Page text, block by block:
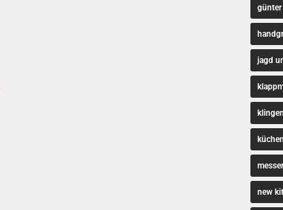
günter
jagd
messer
new